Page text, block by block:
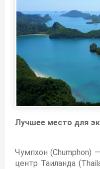
Лучшее место для
Чумпхон (Chumphon)
центр Таиланда